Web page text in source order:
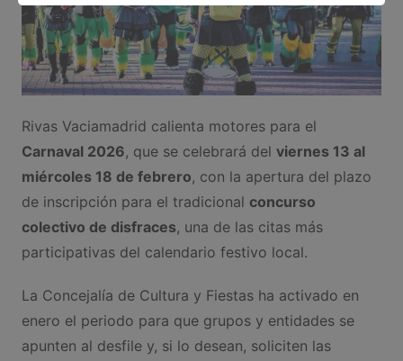
Rivas Vaciamadrid calienta motores para el
Carnaval 2026, que se celebrará del viernes 13 al
miércoles 18 de febrero, con la apertura del plazo
de inscripción para el tradicional concurso
colectivo de disfraces, una de las citas más
participativas del calendario festivo local.
La Concejalía de Cultura y Fiestas ha activado en
enero el periodo para que grupos y entidades se
apunten al desfile y, si lo desean, soliciten las